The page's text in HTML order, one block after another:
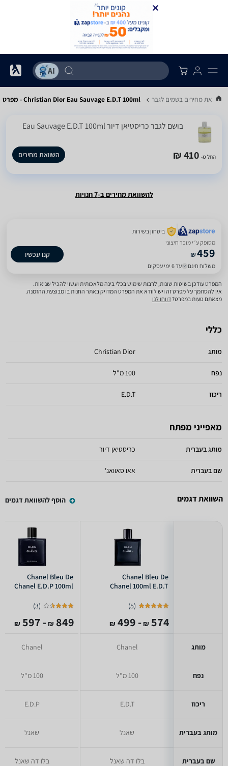
השוואת מחירים בשמים לגבר Christian Dior Eau Sauvage E.D.T 100ml - מפרט
בושם לגבר כריסטיאן דיור Eau Sauvage E.D.T 100ml
החל מ- 410 ₪ השוואת מחירים
להשוואת מחירים ב-7 חנויות
ביטחון בשירות
מסופק ע״י מוכר חיצוני
₪459
משלוח חינם עד 6 ימי עסקים
קנו עכשיו
המפרט עודכן בשיטות שונות, לרבות שימוש בכלי בינה מלאכותית ועשוי להכיל שגיאות.
אין להסתמך על מפרט זה ויש לוודא את המפרט המדויק באתר החנות בו מבוצעת ההזמנה.
מצאתם טעות במפרט?דווחו לנו
כללי
מותג Christian Dior
נפח 100 מ"ל
ריכוז E.D.T
מאפייני מפתח
מותג בעברית כריסטיאן דיור
שם בעברית אאו סאוואג'
השוואת דגמים הוסף להשוואת דגמים
מותג
נפח
ריכוז
מותג בעברית
שם בעברית
Chanel Bleu De
Chanel 100ml E.D.T
(
5
)
574
₪
- 499
₪
Chanel
100 מ"ל
E.D.T
שאנל
בלו דה שאנל
Chanel Bleu De
Chanel E.D.P 100ml
(
3
)
849
₪
- 597
₪
Chanel
100 מ"ל
E.D.P
שאנל
בלו דה שאנל